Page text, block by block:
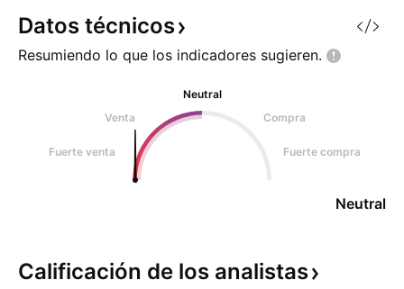
con subidas en los dos últimos
años de 130%, la entrada a fecha
lunes 23/
Datos técnicos
Resumiendo lo que los indicadores sugieren.
Neutral
Venta
Compra
Fuerte venta Fuerte compra
Neutral
Calificación de los analistas